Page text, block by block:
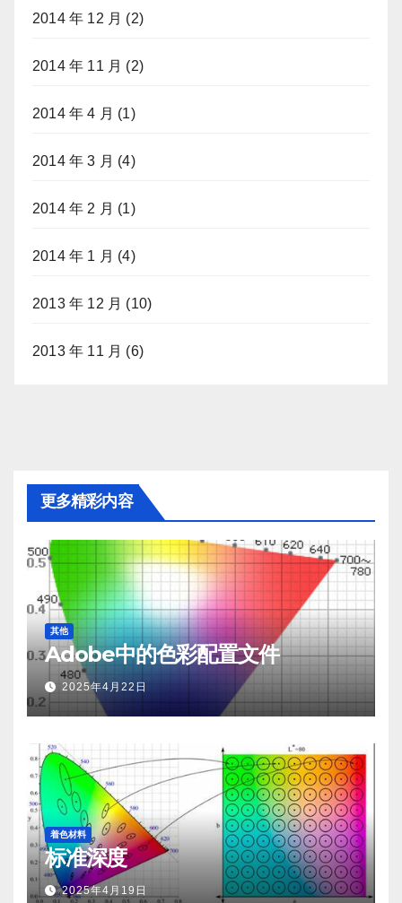
2014 年 12 月 (2)
2014 年 11 月 (2)
2014 年 4 月 (1)
2014 年 3 月 (4)
2014 年 2 月 (1)
2014 年 1 月 (4)
2013 年 12 月 (10)
2013 年 11 月 (6)
更多精彩内容
其他
Adobe中的色彩配置文件
2025年4月22日
着色材料
标准深度
2025年4月19日